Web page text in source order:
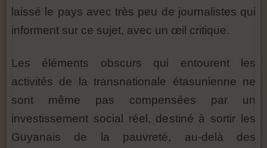
laissé le pays avec très peu de journalistes qui
informent sur ce sujet, avec un œil critique.
Les éléments obscurs qui entourent les
activités de la transnationale étasunienne ne
sont même pas compensées par un
investissement social réel, destiné à sortir les
Guyanais de la pauvreté, au-delà des